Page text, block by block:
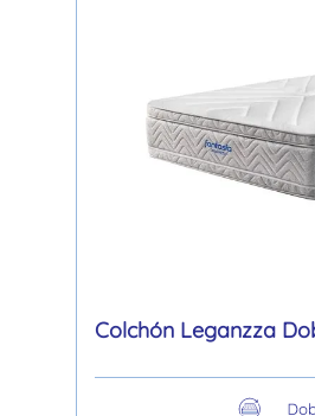
Colchón Leganzza